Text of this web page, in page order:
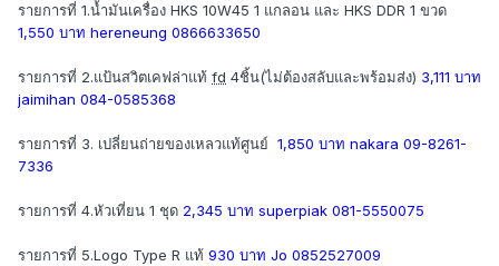
รายการที่ 1.น้ำมันเครื่อง HKS 10W45 1 แกลอน และ HKS DDR 1 ขวด
1,550 บาท hereneung 0866633650
รายการที่ 2.แป้นสวิตเคฟล่าแท้ fd 4ชิ้น(ไม่ต้องสลับและพร้อมส่ง) 3,111 บาท
jaimihan 084-0585368
รายการที่ 3. เปลี่ยนถ่ายของเหลวแท้ศูนย์ 1,850 บาท nakara 09-8261-
7336
รายการที่ 4.หัวเที่ยน 1 ชุด 2,345 บาท superpiak 081-5550075
รายการที่ 5.Logo Type R แท้ 930 บาท Jo 0852527009